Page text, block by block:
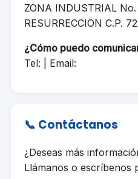
ZONA INDUSTRIAL
RESURRECCION C.P.
¿Cómo puedo
Tel: | Email:
📞 Contáctanos
¿Deseas más
Llámanos o escríbenos